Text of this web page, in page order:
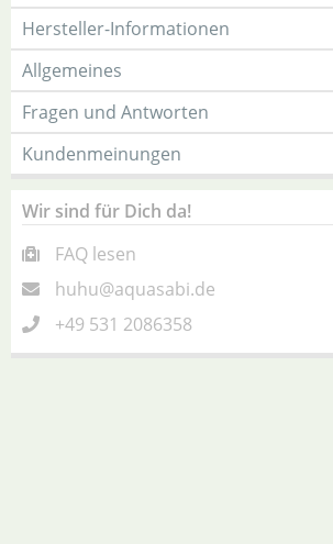
Hersteller-Informationen
Allgemeines
Fragen und Antworten
Kundenmeinungen
Wir sind für Dich da!
FAQ lesen
huhu@aquasabi.de
+49 531 2086358